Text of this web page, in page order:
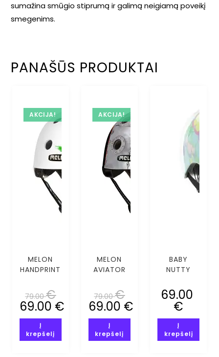
sumažina smūgio stiprumą ir galimą neigiamą poveikį
smegenims.
PANAŠŪS PRODUKTAI
AKCIJA!
MELON
HANDPRINT
(XS-S)
79.00€
69.00 €
Į
krepšelį
AKCIJA!
MELON
AVIATOR
(XS-S)
79.00€
69.00 €
Į
krepšelį
BABY
NUTTY
METAL
MIPS (XXS-
XS)
69.00
€
Į
krepšelį